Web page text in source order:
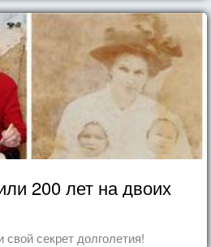
200 лет на двоих
секрет долголетия!